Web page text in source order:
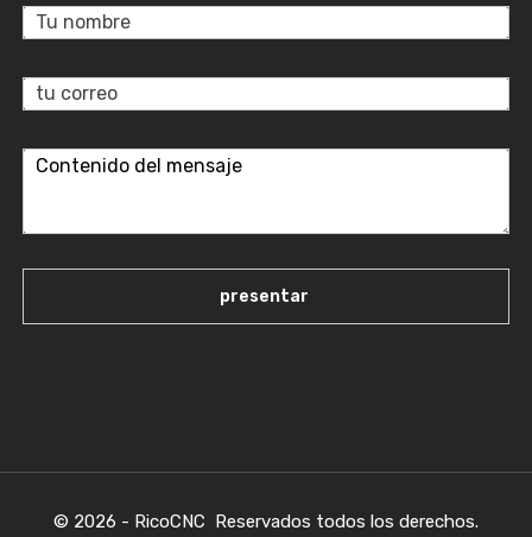
© 2026 - RicoCNC Reservados todos los derechos.